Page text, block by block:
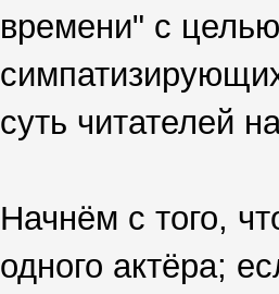
времени" с
суть читателей
Начнём с того,
одного актёра;